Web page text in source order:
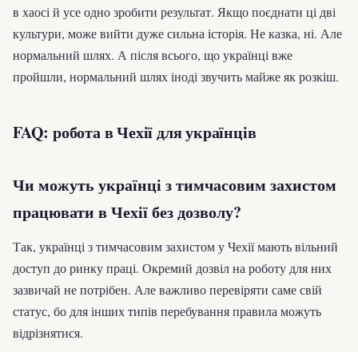
в хаосі й усе одно зробити результат. Якщо поєднати ці дві
культури, може вийти дуже сильна історія. Не казка, ні. Але
нормальний шлях. А після всього, що українці вже
пройшли, нормальний шлях іноді звучить майже як розкіш.
FAQ: робота в Чехії для українців
Чи можуть українці з тимчасовим захистом
працювати в Чехії без дозволу?
Так, українці з тимчасовим захистом у Чехії мають вільний
доступ до ринку праці. Окремий дозвіл на роботу для них
зазвичай не потрібен. Але важливо перевіряти саме свій
статус, бо для інших типів перебування правила можуть
відрізнятися.